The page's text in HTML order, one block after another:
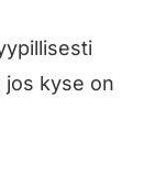
jos kyse on